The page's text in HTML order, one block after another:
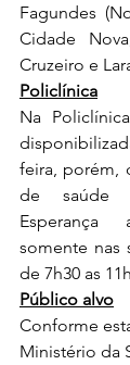
Fagundes
Cidade
Cruzeiro e
Policlínica
Na
feira, porém,
de saúde
Esperança
somente nas
de 7h30 as
Público alvo
Conforme
Ministério da